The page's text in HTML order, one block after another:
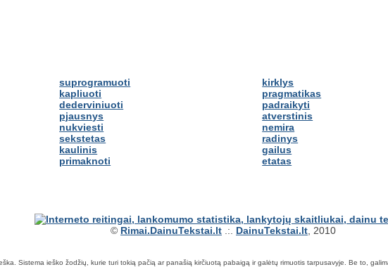
suprogramuoti
kapliuoti
dederviniuoti
pjausnys
nukviesti
sekstetas
kaulinis
primaknoti
kirklys
pragmatikas
padraikyti
atverstinis
nemira
radinys
gailus
etatas
© Rimai.DainuTekstai.lt .:. DainuTekstai.lt , 2010
Sistema ieško žodžių, kurie turi tokią pačią ar panašią kirčiuotą pabaigą ir galėtų rimuotis tarpusavyje. Be to,